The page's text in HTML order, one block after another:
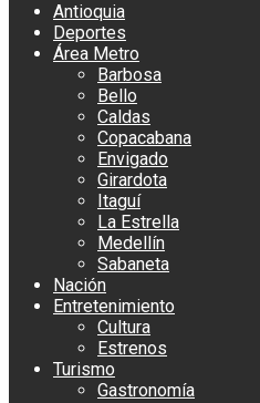
Antioquia
Deportes
Área Metro
Barbosa
Bello
Caldas
Copacabana
Envigado
Girardota
Itaguí
La Estrella
Medellín
Sabaneta
Nación
Entretenimiento
Cultura
Estrenos
Turismo
Gastronomía